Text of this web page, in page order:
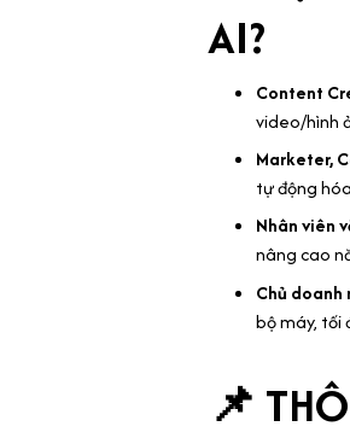
AI?
Content
video/hình
Marketer,
tự động
Nhân viên
nâng cao
Chủ doanh
bộ máy, tối
📌